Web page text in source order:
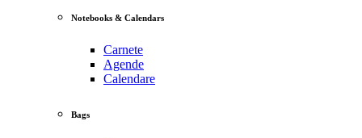
Notebooks & Calendars
Carnete
Agende
Calendare
Bags